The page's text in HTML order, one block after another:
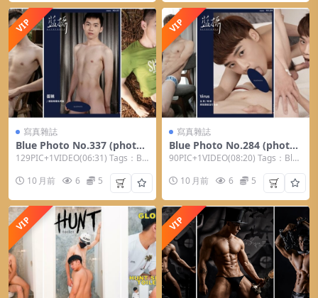
VIP
寫真雜誌
Blue Photo No.337 (photo+
video) Blue Photo
129PIC+1VIDEO(06:31) Tags：Blu
10 月前
6 5
VIP
寫真雜誌
Blue Photo No.284 (photo+
video) Blue Photo
90PIC+1VIDEO(08:20) Tags：Blue
10 月前
6 5
VIP VIP